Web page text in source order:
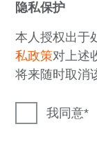
隐私保护
本人授权出于
私政策对上述
将来随时取消
我同意